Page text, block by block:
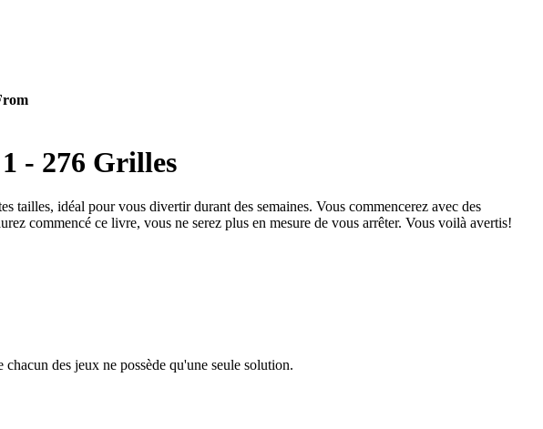
- 276 Grilles
idéal pour vous divertir durant des semaines. Vous commencerez avec des
commencé ce livre, vous ne serez plus en mesure de vous arrêter. Vous voilà avertis!
des jeux ne possède qu'une seule solution.